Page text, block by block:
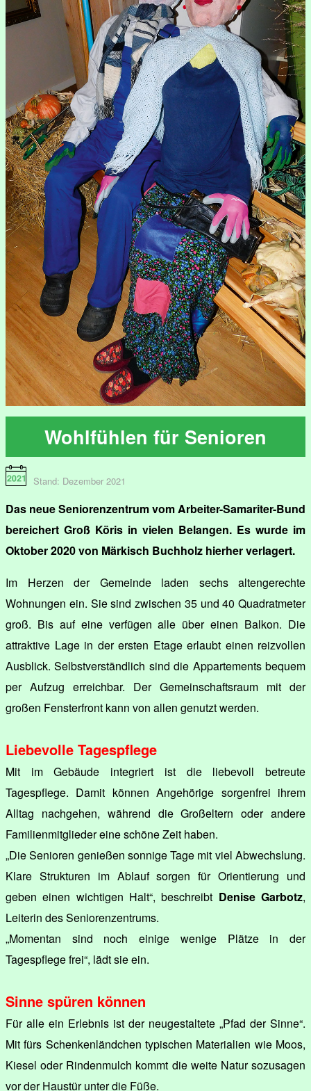
Wohlfühlen für Senioren
Stand: Dezember 2021
Das neue Seniorenzentrum vom Arbeiter-Samariter-Bund
bereichert Groß Köris in vielen Belangen. Es wurde im
Oktober 2020 von Märkisch Buchholz hierher verlagert.
Im Herzen der Gemeinde laden sechs altengerechte
Wohnungen ein. Sie sind zwischen 35 und 40 Quadratmeter
groß. Bis auf eine verfügen alle über einen Balkon. Die
attraktive Lage in der ersten Etage erlaubt einen reizvollen
Ausblick. Selbstverständlich sind die Appartements bequem
per Aufzug erreichbar. Der Gemeinschaftsraum mit der
großen Fensterfront kann von allen genutzt werden.
Liebevolle Tagespflege
Mit im Gebäude integriert ist die liebevoll betreute
Tagespflege. Damit können Angehörige sorgenfrei ihrem
Alltag nachgehen, während die Großeltern oder andere
Familienmitglieder eine schöne Zeit haben.
„Die Senioren genießen sonnige Tage mit viel Abwechslung.
Klare Strukturen im Ablauf sorgen für Orientierung und
geben einen wichtigen Halt“, beschreibt Denise Garbotz,
Leiterin des Seniorenzentrums.
„Momentan sind noch einige wenige Plätze in der
Tagespflege frei“, lädt sie ein.
Sinne spüren können
Für alle ein Erlebnis ist der neugestaltete „Pfad der Sinne“.
Mit fürs Schenkenländchen typischen Materialien wie Moos,
Kiesel oder Rindenmulch kommt die weite Natur sozusagen
vor der Haustür unter die Füße.